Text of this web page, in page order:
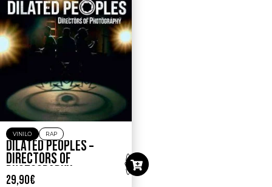
VINILO RAP
DILATED PEOPLES –
DIRECTORS OF
PHOTOGRAPHY
29,90€